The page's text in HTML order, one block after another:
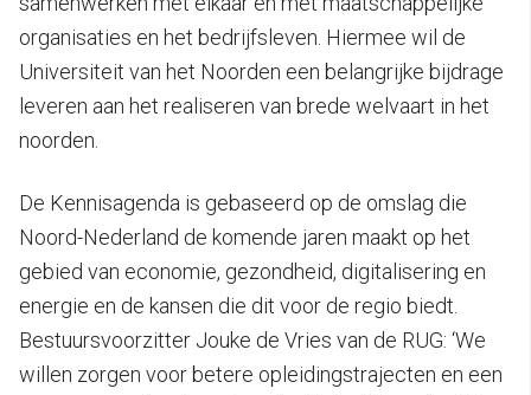
organisaties en het bedrijfsleven. Hiermee wil de
Universiteit van het Noorden een belangrijke bijdrage
leveren aan het realiseren van brede welvaart in het
noorden.
De Kennisagenda is gebaseerd op de omslag die
Noord-Nederland de komende jaren maakt op het
gebied van economie, gezondheid, digitalisering en
energie en de kansen die dit voor de regio biedt.
Bestuursvoorzitter Jouke de Vries van de RUG: ‘We
willen zorgen voor betere opleidingstrajecten en een